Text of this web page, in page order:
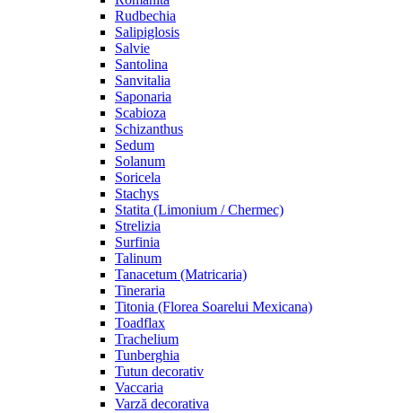
Rudbechia
Salipiglosis
Salvie
Santolina
Sanvitalia
Saponaria
Scabioza
Schizanthus
Sedum
Solanum
Soricela
Stachys
Statita (Limonium / Chermec)
Strelizia
Surfinia
Talinum
Tanacetum (Matricaria)
Tineraria
Titonia (Florea Soarelui Mexicana)
Toadflax
Trachelium
Tunberghia
Tutun decorativ
Vaccaria
Varză decorativa